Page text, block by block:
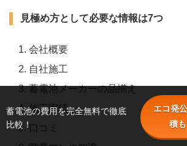
見極め方として必要な情報は7つ
会社概要
自社施工
蓄電池メーカーの品揃え
施工実績
口コミ
蓄電池の費用を完全無料で徹底
比較！
エコ発
積